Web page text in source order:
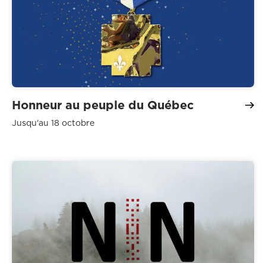
Honneur au peuple du Québec
Jusqu'au 18 octobre